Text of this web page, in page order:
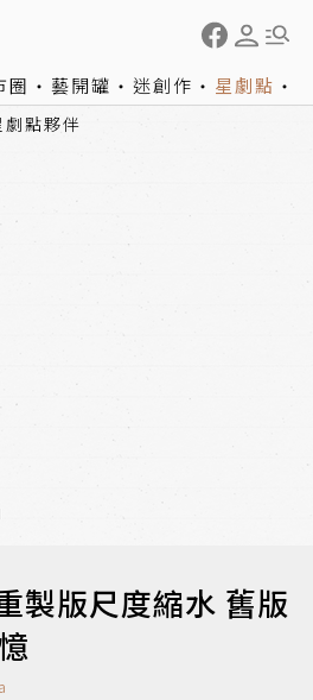
圈 藝開罐 迷創作 星劇點
劇點夥伴
製版尺度縮水 舊版